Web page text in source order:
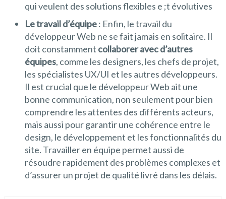
qui veulent des solutions flexibles e ;t évolutives
Le travail d’équipe: Enfin, le travail du
développeur Web ne se fait jamais en solitaire. Il
doit constamment collaborer avec d’autres
équipes, comme les designers, les chefs de projet,
les spécialistes UX/UI et les autres développeurs.
Il est crucial que le développeur Web ait une
bonne communication, non seulement pour bien
comprendre les attentes des différents acteurs,
mais aussi pour garantir une cohérence entre le
design, le développement et les fonctionnalités du
site. Travailler en équipe permet aussi de
résoudre rapidement des problèmes complexes et
d’assurer un projet de qualité livré dans les délais.